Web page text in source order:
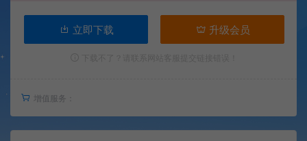
立即下载 升级会员
增值服务：